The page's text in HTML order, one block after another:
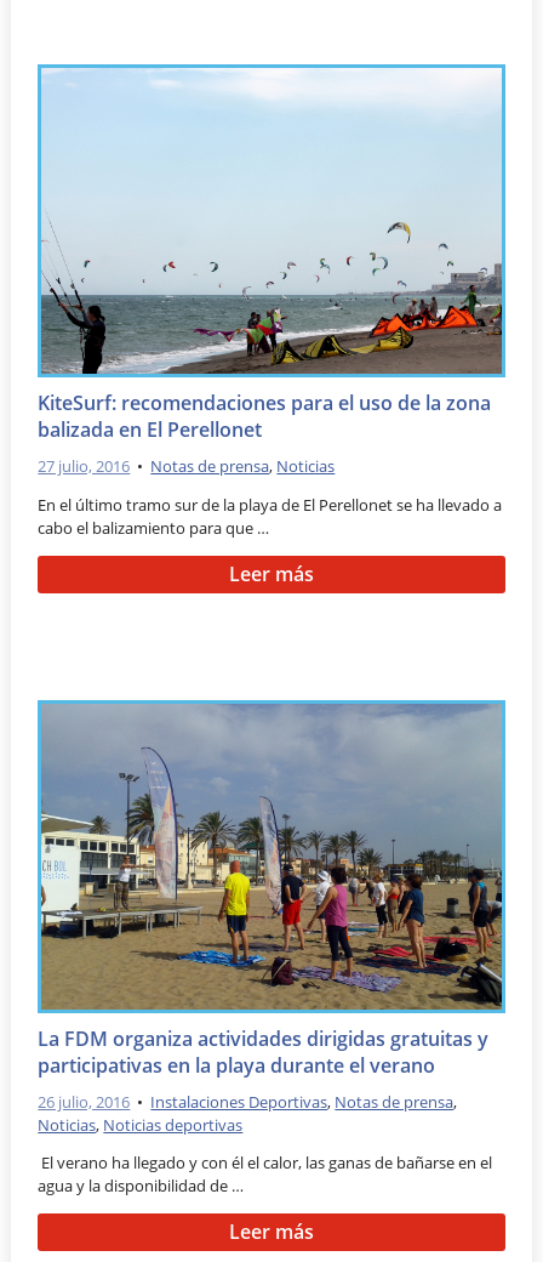
KiteSurf: recomendaciones para el uso de la zona
balizada en El Perellonet
27 julio, 2016 • Notas de prensa, Noticias
En el último tramo sur de la playa de El Perellonet se ha llevado a
cabo el balizamiento para que …
Leer más
La FDM organiza actividades dirigidas gratuitas y
participativas en la playa durante el verano
26 julio, 2016 • Instalaciones Deportivas, Notas de prensa,
Noticias, Noticias deportivas
El verano ha llegado y con él el calor, las ganas de bañarse en el
agua y la disponibilidad de …
Leer más